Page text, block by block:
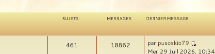
SUJETS MESSAGES DERNIER MESSAGE
461 18862 par pusoskio79
Mer 29 Juil 2026, 10:34